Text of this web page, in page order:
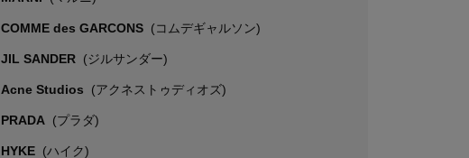
COMME des GARCONS (コムデギャルソン)
JIL SANDER (ジルサンダー)
Acne Studios (アクネストゥディオズ)
PRADA (プラダ)
HYKE (ハイク)